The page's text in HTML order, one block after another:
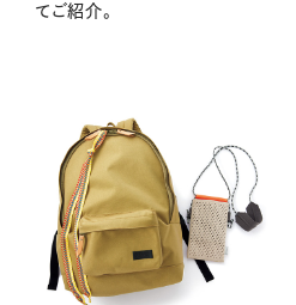
てご紹介。